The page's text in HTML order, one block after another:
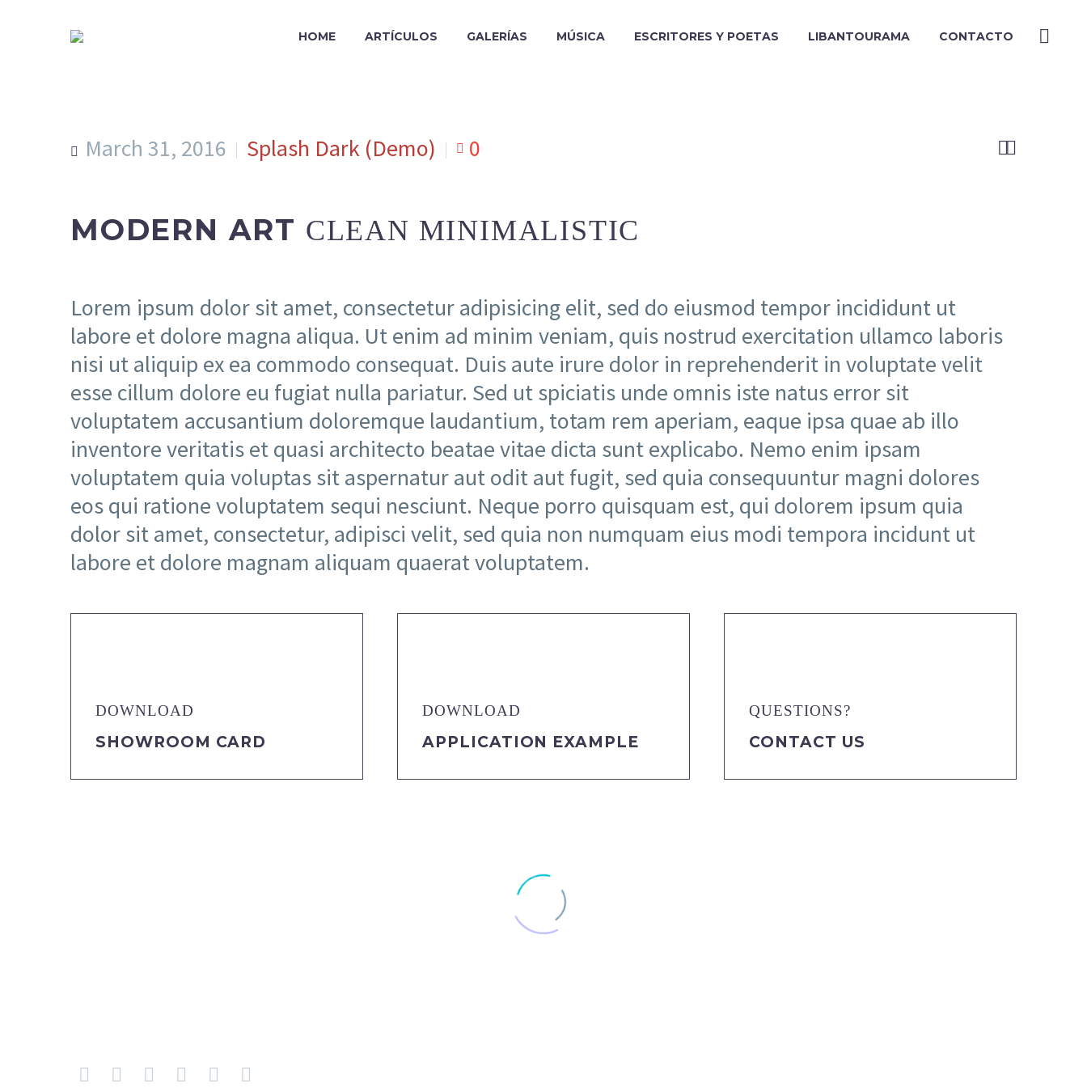
HOME ARTÍCULOS GALERÍAS MÚSICA ESCRITORES Y POETAS LIBANTOURAMA CONTACTO

March 31, 2016 Splash Dark (Demo) 0
MODERN ART CLEAN MINIMALISTIC
Lorem ipsum dolor sit amet, consectetur adipisicing elit, sed do eiusmod tempor incididunt ut
labore et dolore magna aliqua. Ut enim ad minim veniam, quis nostrud exercitation ullamco laboris
nisi ut aliquip ex ea commodo consequat. Duis aute irure dolor in reprehenderit in voluptate velit
esse cillum dolore eu fugiat nulla pariatur. Sed ut spiciatis unde omnis iste natus error sit
voluptatem accusantium doloremque laudantium, totam rem aperiam, eaque ipsa quae ab illo
inventore veritatis et quasi architecto beatae vitae dicta sunt explicabo. Nemo enim ipsam
voluptatem quia voluptas sit aspernatur aut odit aut fugit, sed quia consequuntur magni dolores
eos qui ratione voluptatem sequi nesciunt. Neque porro quisquam est, qui dolorem ipsum quia
dolor sit amet, consectetur, adipisci velit, sed quia non numquam eius modi tempora incidunt ut
labore et dolore magnam aliquam quaerat voluptatem.
DOWNLOAD
SHOWROOM CARD
DOWNLOAD
APPLICATION EXAMPLE
QUESTIONS?
CONTACT US